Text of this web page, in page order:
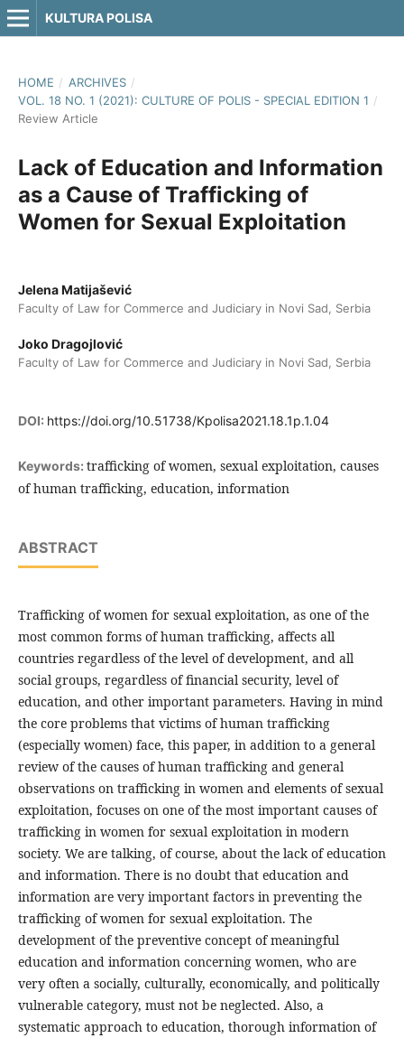
KULTURA POLISA
HOME / ARCHIVES /
VOL. 18 NO. 1 (2021): CULTURE OF POLIS - SPECIAL EDITION 1 /
Review Article
Lack of Education and Information
as a Cause of Trafficking of
Women for Sexual Exploitation
Jelena Matijašević
Faculty of Law for Commerce and Judiciary in Novi Sad, Serbia
Joko Dragojlović
Faculty of Law for Commerce and Judiciary in Novi Sad, Serbia
DOI: https://doi.org/10.51738/Kpolisa2021.18.1p.1.04
Keywords: trafficking of women, sexual exploitation, causes
of human trafficking, education, information
ABSTRACT
Trafficking of women for sexual exploitation, as one of the
most common forms of human trafficking, affects all
countries regardless of the level of development, and all
social groups, regardless of financial security, level of
education, and other important parameters. Having in mind
the core problems that victims of human trafficking
(especially women) face, this paper, in addition to a general
review of the causes of human trafficking and general
observations on trafficking in women and elements of sexual
exploitation, focuses on one of the most important causes of
trafficking in women for sexual exploitation in modern
society. We are talking, of course, about the lack of education
and information. There is no doubt that education and
information are very important factors in preventing the
trafficking of women for sexual exploitation. The
development of the preventive concept of meaningful
education and information concerning women, who are
very often a socially, culturally, economically, and politically
vulnerable category, must not be neglected. Also, a
systematic approach to education, thorough information of